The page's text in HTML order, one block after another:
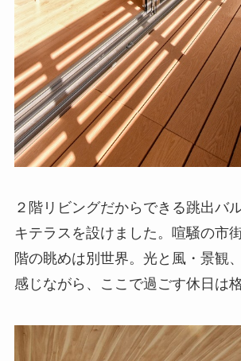
２階リビングだからできる跳出バ
キテラスを設けました。喧騒の市
階の眺めは別世界。光と風・景観
感じながら、ここで過ごす休日は格